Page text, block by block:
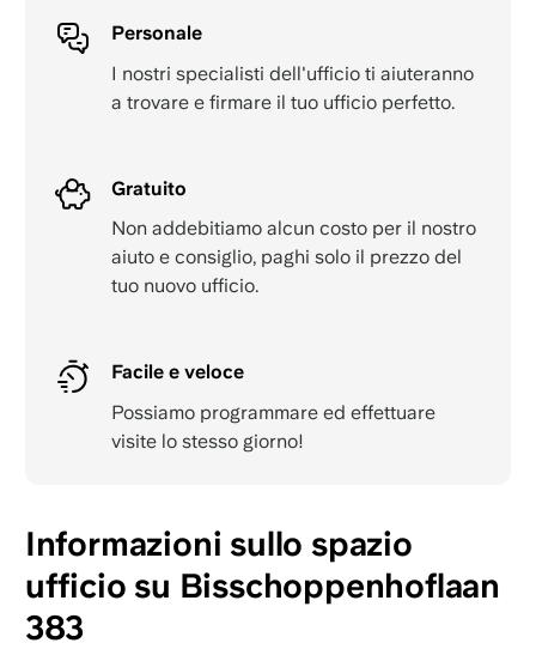
Personale
I nostri specialisti dell'ufficio ti aiuteranno
a trovare e firmare il tuo ufficio perfetto.
Gratuito
Non addebitiamo alcun costo per il nostro
aiuto e consiglio, paghi solo il prezzo del
tuo nuovo ufficio.
Facile e veloce
Possiamo programmare ed effettuare
visite lo stesso giorno!
Informazioni sullo spazio
ufficio su Bisschoppenhoflaan
383